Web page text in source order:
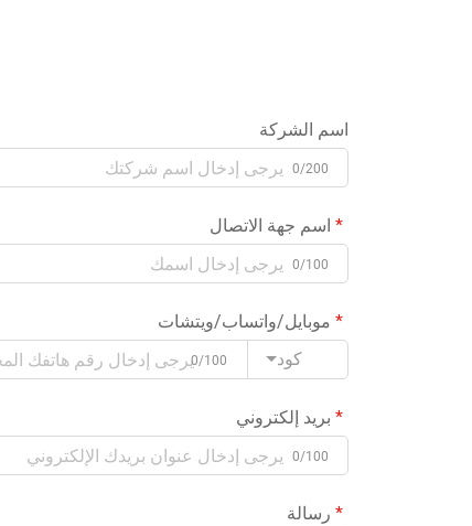
اسم الشركة
0/200
اسم جهة الاتصال
0/100
موبايل/واتساب/ويتشات
كود
0/100
بريد إلكتروني
0/100
رسالة